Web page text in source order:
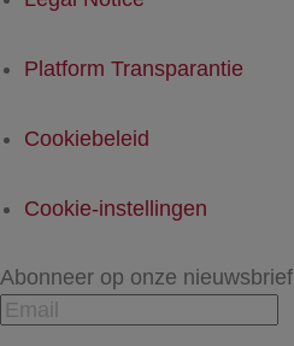
Platform Transparantie
Cookiebeleid
Cookie-instellingen
Abonneer op onze nieuwsbrief